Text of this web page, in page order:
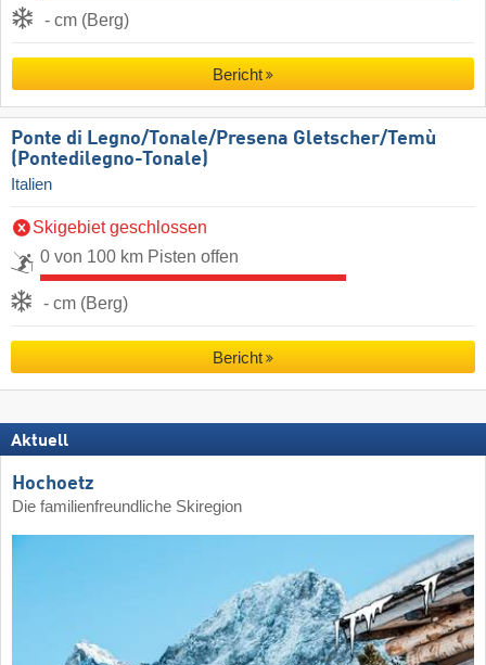
- cm (Berg)
Bericht
Ponte di Legno/​Tonale/​Presena Gletscher/​Temù
(Pontedilegno-Tonale)
Italien
Skigebiet geschlossen
0 von 100 km Pisten offen
- cm (Berg)
Bericht
Aktuell
Hochoetz
Die familienfreundliche Skiregion